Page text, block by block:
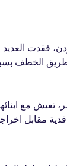
فقدت العديد
الخطف
تعيش مع
مقابل